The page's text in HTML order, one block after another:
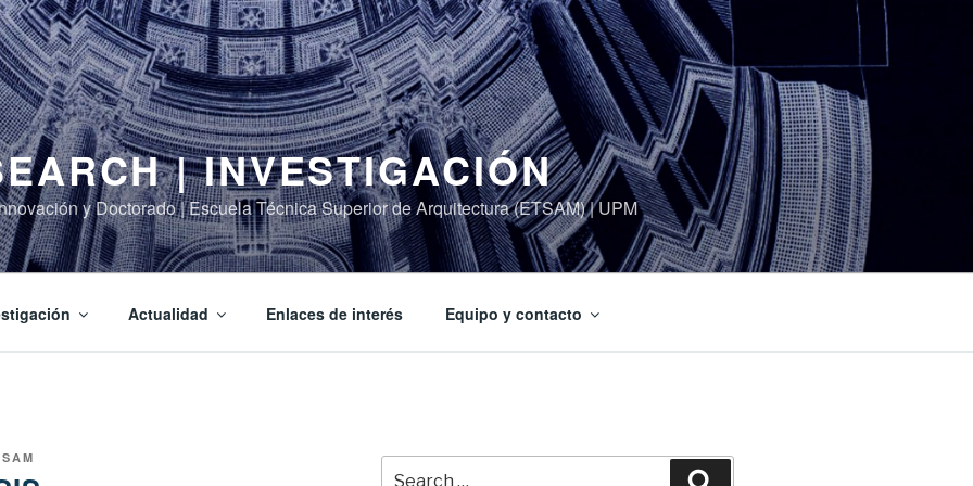
| INVESTIGACIÓN
y Doctorado | Escuela Técnica Superior de Arquitectura (ETSAM) | UPM
Actualidad Enlaces de interés Equipo y contacto